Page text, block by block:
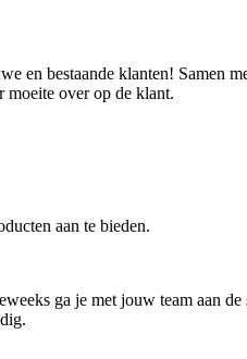
bestaande klanten! Samen
moeite over op de klant.
aan te bieden.
ga je met jouw team aan